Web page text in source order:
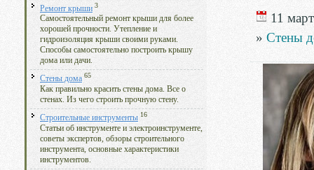
Ремонт крыши 3
Самостоятельный ремонт крыши для более
хорошей прочности. Утепление и
гидроизоляция крыши своими руками.
Способы самостоятельно построить крышу
дома или дачи.
Стены дома 65
Как правильно красить стены дома. Все о
стенах. Из чего строить прочную стену.
Строительные инструменты 16
Статьи об инструменте и электроинструменте,
советы экспертов, обзоры строительного
инструмента, основные характеристики
инструментов.
11
» Стены